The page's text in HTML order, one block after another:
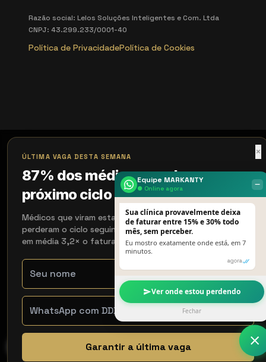
Razão social: Lelos Soluções Inteligentes e Com. Ltda
CNPJ: 43.299.233/0001-40
Política de PrivacidadePolítica de Cookies
WhatsApp Contato
×
ÚLTIMA VAGA DESTA SEMANA
87% dos médicos perdem o
próximo ciclo de 90 dias
Médicos que viram esta página e não agendaram
perderam o ciclo seguinte. Os que agendaram recuperaram
em média 3,2× o faturamento em 90 dias.
Garantir a última vaga
Equipe MARKANTY
● Online agora ‒
Sua clínica provavelmente deixa
de faturar entre 15% e 30% todo
mês, sem perceber.
Eu mostro exatamente onde está, em 7
minutos.
agora
Ver onde estou perdendo
Fechar